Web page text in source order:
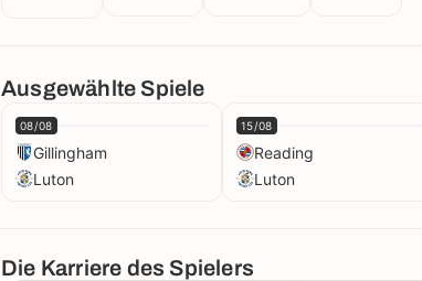
Ausgewählte Spiele
08/08
Gillingham
Luton
15/08
Reading
Luton
Die Karriere des Spielers